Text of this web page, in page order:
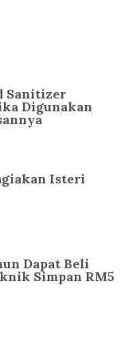
Sanitizer
Digunakan
Isteri
Dapat Beli
Simpan RM5